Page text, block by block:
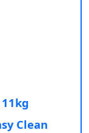
Clean